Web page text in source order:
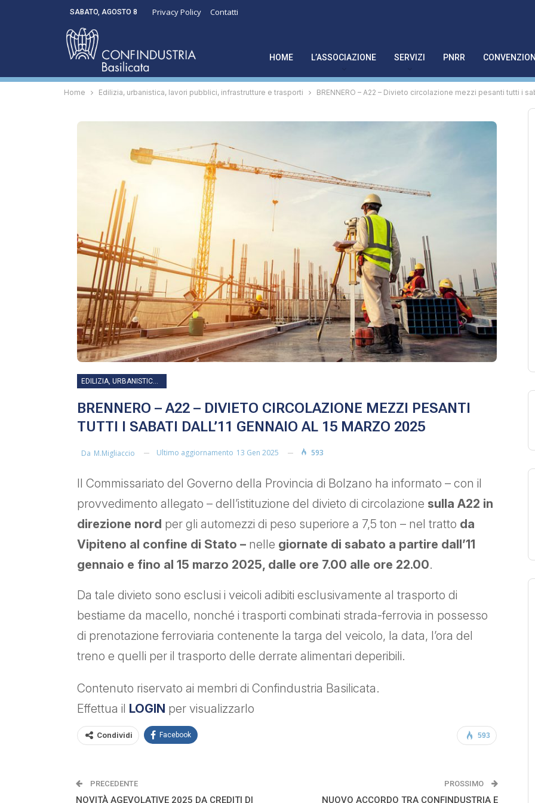
SABATO, AGOSTO 8 Privacy Policy Contatti
HOME L’ASSOCIAZIONE SERVIZI PNRR
Home Edilizia, urbanistica, lavori pubblici, infrastrutture e trasporti BRENNERO – A22 – Divieto circolazione mezzi pesanti tutti i
EDILIZIA, URBANISTICA, LAVORI PUBBLICI, INFRASTRUTTURE E TRASPORTI
BRENNERO – A22 – DIVIETO CIRCOLAZIONE MEZZI PESANTI
TUTTI I SABATI DALL’11 GENNAIO AL 15 MARZO 2025
Da M.migliaccio Ultimo aggiornamento 13 Gen 2025 593
Il Commissariato del Governo della Provincia di Bolzano ha informato – con il
provvedimento allegato – dell’istituzione del divieto di circolazione sulla A22 in
direzione nord per gli automezzi di peso superiore a 7,5 ton – nel tratto da
Vipiteno al confine di Stato – nelle giornate di sabato a partire dall’11
gennaio e fino al 15 marzo 2025, dalle ore 7.00 alle ore 22.00.
Da tale divieto sono esclusi i veicoli adibiti esclusivamente al trasporto di
bestiame da macello, nonché i trasporti combinati strada-ferrovia in possesso
di prenotazione ferroviaria contenente la targa del veicolo, la data, l’ora del
treno e quelli per il trasporto delle derrate alimentari deperibili.
Contenuto riservato ai membri di Confindustria Basilicata.
Effettua il LOGIN per visualizzarlo
593
Condividi Facebook
PRECEDENTE
NOVITÀ AGEVOLATIVE 2025 DA CREDITI DI
PROSSIMO
NUOVO ACCORDO TRA CONFINDUSTRIA E